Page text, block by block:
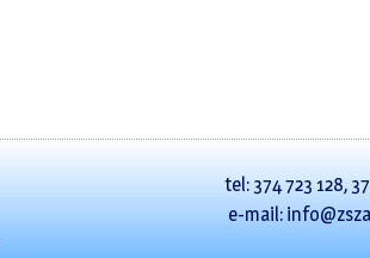
tel: 374 723 128,
e-mail: